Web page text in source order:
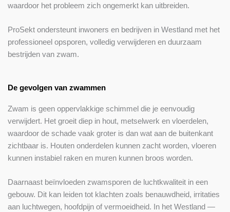
waardoor het probleem zich ongemerkt kan uitbreiden.
ProSekt ondersteunt inwoners en bedrijven in Westland met het
professioneel opsporen, volledig verwijderen en duurzaam
bestrijden van zwam.
De gevolgen van zwammen
Zwam is geen oppervlakkige schimmel die je eenvoudig
verwijdert. Het groeit diep in hout, metselwerk en vloerdelen,
waardoor de schade vaak groter is dan wat aan de buitenkant
zichtbaar is. Houten onderdelen kunnen zacht worden, vloeren
kunnen instabiel raken en muren kunnen broos worden.
Daarnaast beïnvloeden zwamsporen de luchtkwaliteit in een
gebouw. Dit kan leiden tot klachten zoals benauwdheid, irritaties
aan luchtwegen, hoofdpijn of vermoeidheid. In het Westland —